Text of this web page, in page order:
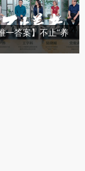
一答案】不止“养